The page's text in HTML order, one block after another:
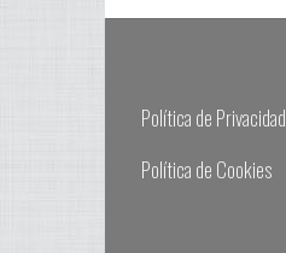
Política de Privacidad
Política de Cookies